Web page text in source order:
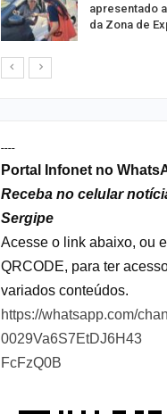
apresentado
da Zona de
----
Portal Infonet no
Receba no celular
Sergipe
Acesse o link abaixo, ou
QRCODE, para ter
variados conteúdos.
https://whatsapp.com/
0029Va6S7EtDJ6H43
FcFzQ0B